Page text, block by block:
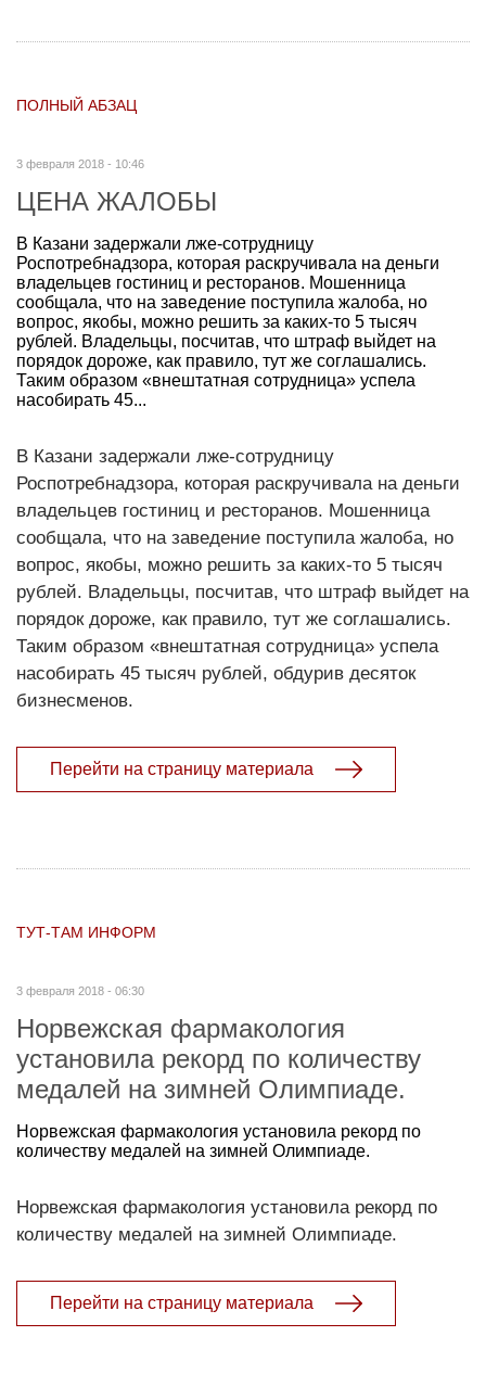
ПОЛНЫЙ АБЗАЦ
3 февраля 2018 - 10:46
ЦЕНА ЖАЛОБЫ
В Казани задержали лже-сотрудницу
Роспотребнадзора, которая раскручивала на деньги
владельцев гостиниц и ресторанов. Мошенница
сообщала, что на заведение поступила жалоба, но
вопрос, якобы, можно решить за каких-то 5 тысяч
рублей. Владельцы, посчитав, что штраф выйдет на
порядок дороже, как правило, тут же соглашались.
Таким образом «внештатная сотрудница» успела
насобирать 45...
В Казани задержали лже-сотрудницу
Роспотребнадзора, которая раскручивала на деньги
владельцев гостиниц и ресторанов. Мошенница
сообщала, что на заведение поступила жалоба, но
вопрос, якобы, можно решить за каких-то 5 тысяч
рублей. Владельцы, посчитав, что штраф выйдет на
порядок дороже, как правило, тут же соглашались.
Таким образом «внештатная сотрудница» успела
насобирать 45 тысяч рублей, обдурив десяток
бизнесменов.
Перейти на страницу материала
ТУТ-ТАМ ИНФОРМ
3 февраля 2018 - 06:30
Норвежская фармакология
установила рекорд по количеству
медалей на зимней Олимпиаде.
Норвежская фармакология установила рекорд по
количеству медалей на зимней Олимпиаде.
Норвежская фармакология установила рекорд по
количеству медалей на зимней Олимпиаде.
Перейти на страницу материала